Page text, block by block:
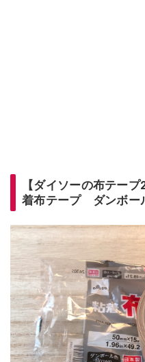
【ダイソーの布テー
着布テープ ダンボー